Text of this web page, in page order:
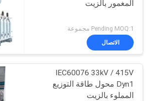
المغمور بالزيت
Pending MOQ:1 مجموعة
الاتصال
IEC60076 33kV / 415V
Dyn1 محول طاقة التوزيع
المملوء بالزيت